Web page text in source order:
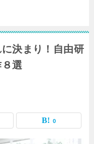
決まり！自由研
選
0